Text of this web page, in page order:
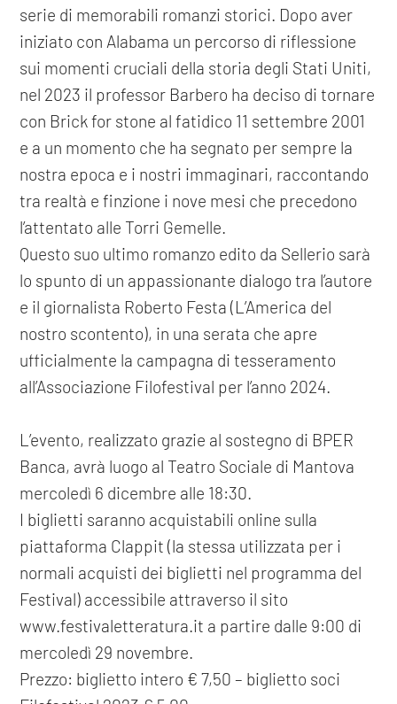
serie di memorabili romanzi storici. Dopo aver
iniziato con Alabama un percorso di riflessione
sui momenti cruciali della storia degli Stati Uniti,
nel 2023 il professor Barbero ha deciso di tornare
con Brick for stone al fatidico 11 settembre 2001
e a un momento che ha segnato per sempre la
nostra epoca e i nostri immaginari, raccontando
tra realtà e finzione i nove mesi che precedono
l’attentato alle Torri Gemelle.
Questo suo ultimo romanzo edito da Sellerio sarà
lo spunto di un appassionante dialogo tra l’autore
e il giornalista Roberto Festa (L’America del
nostro scontento), in una serata che apre
ufficialmente la campagna di tesseramento
all’Associazione Filofestival per l’anno 2024.
L’evento, realizzato grazie al sostegno di BPER
Banca, avrà luogo al Teatro Sociale di Mantova
mercoledì 6 dicembre alle 18:30.
I biglietti saranno acquistabili online sulla
piattaforma Clappit (la stessa utilizzata per i
normali acquisti dei biglietti nel programma del
Festival) accessibile attraverso il sito
www.festivaletteratura.it a partire dalle 9:00 di
mercoledì 29 novembre.
Prezzo: biglietto intero € 7,50 – biglietto soci